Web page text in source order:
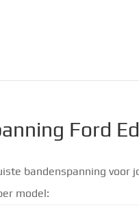
Ford
bandenspanning voor
model: